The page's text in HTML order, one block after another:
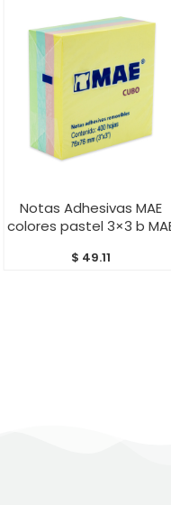
Notas Adhesivas MAE
colores pastel 3×3 b MAE
$49.11